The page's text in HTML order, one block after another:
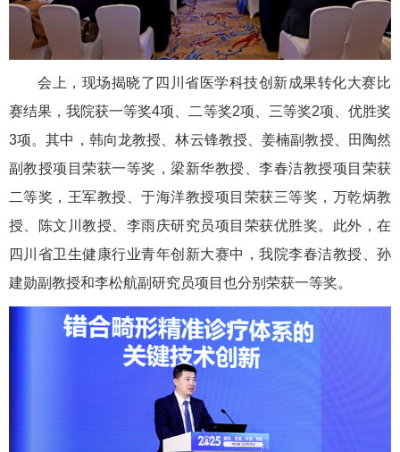
会上，现场揭晓了四川省医学科技创新成果转化大赛比
赛结果，我院获一等奖4项、二等奖2项、三等奖2项、优胜奖
3项。其中，韩向龙教授、林云锋教授、姜楠副教授、田陶然
副教授项目荣获一等奖，梁新华教授、李春洁教授项目荣获
二等奖，王军教授、于海洋教授项目荣获三等奖，万乾炳教
授、陈文川教授、李雨庆研究员项目荣获优胜奖。此外，在
四川省卫生健康行业青年创新大赛中，我院李春洁教授、孙
建勋副教授和李松航副研究员项目也分别荣获一等奖。